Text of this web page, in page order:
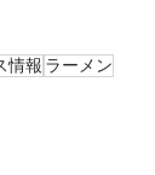
情報 ラーメン